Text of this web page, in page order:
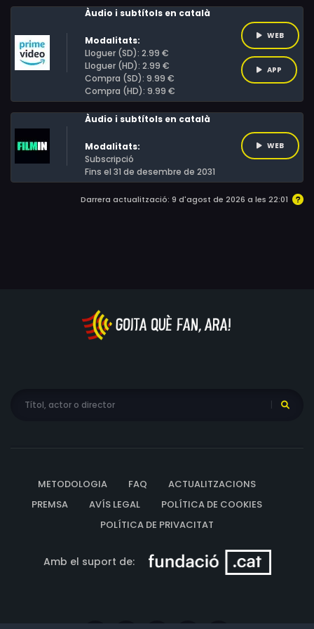
Kryspin, Rafał Maj, Klaudiusz Wisiński
utilitzant la seva picardia, comença a conèixer al seu
pare.
Àudio i subtítols en català
Modalitats:
Lloguer (SD): 2.99 €
Lloguer (HD): 2.99 €
Compra (SD): 9.99 €
Compra (HD): 9.99 €
WEB
APP
Àudio i subtítols en català
Modalitats:
Subscripció
Fins el 31 de desembre de 2031
WEB
Darrera actualització: 9 d'agost de 2026 a les 22:01
METODOLOGIA FAQ
ACTUALITZACIONS
PREMSA
AVÍS LEGAL
POLÍTICA DE COOKIES
POLÍTICA DE PRIVACITAT
Amb el suport de: